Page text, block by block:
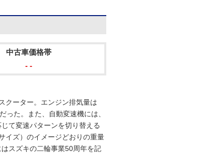
中古車価格帯
- -
クーター。エンジン排気量は
った。また、自動変速機には、
て変速パターンを切り替える
イズ）のイメージどおりの重量
スズキの二輪事業50周年を記